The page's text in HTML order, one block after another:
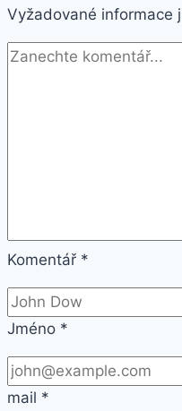
barvy
ON26
Barva:
Vyžadované informace
Komentář *
Jméno *
mail *